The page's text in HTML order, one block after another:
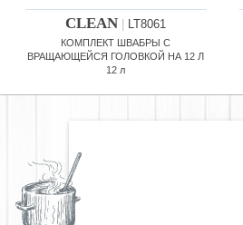
CLEAN LT8061
КОМПЛЕКТ ШВАБРЫ С
ВРАЩАЮЩЕЙСЯ ГОЛОВКОЙ НА 12 Л
12 л